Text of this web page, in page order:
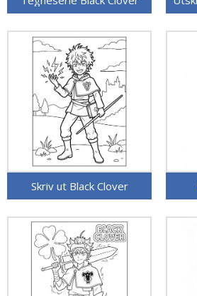
Skriv ut Black Clover